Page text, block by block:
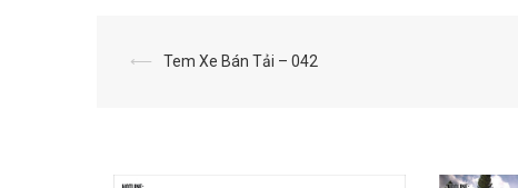
Post
⟵ Tem Xe Bán Tải – 042